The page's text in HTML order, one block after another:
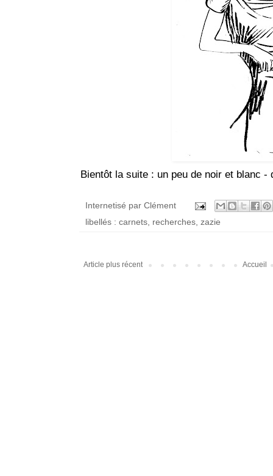
Bientôt la suite : un peu de noir et blanc -
Internetisé par Clément
libellés : carnets, recherches, zazie
Article plus récent Accueil